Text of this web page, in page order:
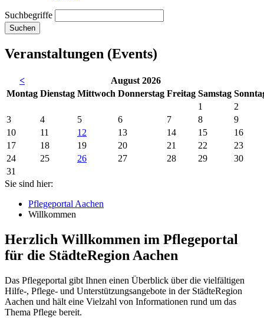
Suchbegriffe
Suchen
Veranstaltungen (Events)
<
August 2026
Montag Dienstag Mittwoch Donnerstag Freitag Samstag So
1
2
3
4 5 6 7 8
9
10
11 12 13 14 15
16
17
18 19 20 21 22
23
24
25 26 27 28 29
30
31
Sie sind hier:
Pflegeportal Aachen
Willkommen
Herzlich Willkommen im Pflegeportal
für die StädteRegion Aachen
Das Pflegeportal gibt Ihnen einen Überblick über die vielfältigen
Hilfe-, Pflege- und Unterstützungsangebote in der StädteRegion
Aachen und hält eine Vielzahl von Informationen rund um das
Thema Pflege bereit.